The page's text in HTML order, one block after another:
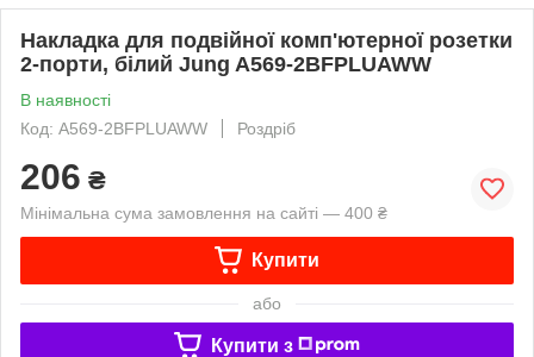
Накладка для подвійної комп'ютерної розетки
2-порти, білий Jung A569-2BFPLUAWW
В наявності
Код: A569-2BFPLUAWW
Роздріб
206 ₴
Мінімальна сума замовлення на сайті — 400 ₴
Купити
або
Купити з